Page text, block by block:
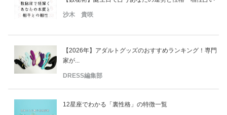
沙木 貴咲
【2026年】アダルトグッズのおすすめランキング！専門
家が...
DRESS編集部
12星座でわかる「裏性格」の特徴一覧